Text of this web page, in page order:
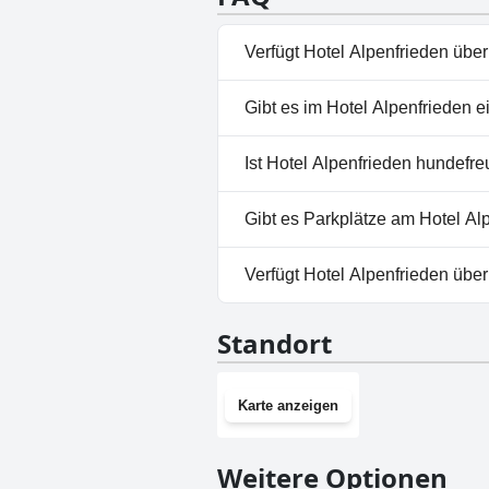
Verfügt Hotel Alpenfrieden
Nein, Hotel Alpenfrieden hat
Gibt es im Hotel Alpenfrieden
Nein, ein Spa ist im Hotel
Ist Hotel Alpenfrieden
Nein, Hotel Alpenfrieden
Gibt es Parkplätze am Hotel
Ja, Parkmöglichkeiten sind
Verfügt Hotel Alpenfrieden
Standort
Karte anzeigen
Weitere Optionen